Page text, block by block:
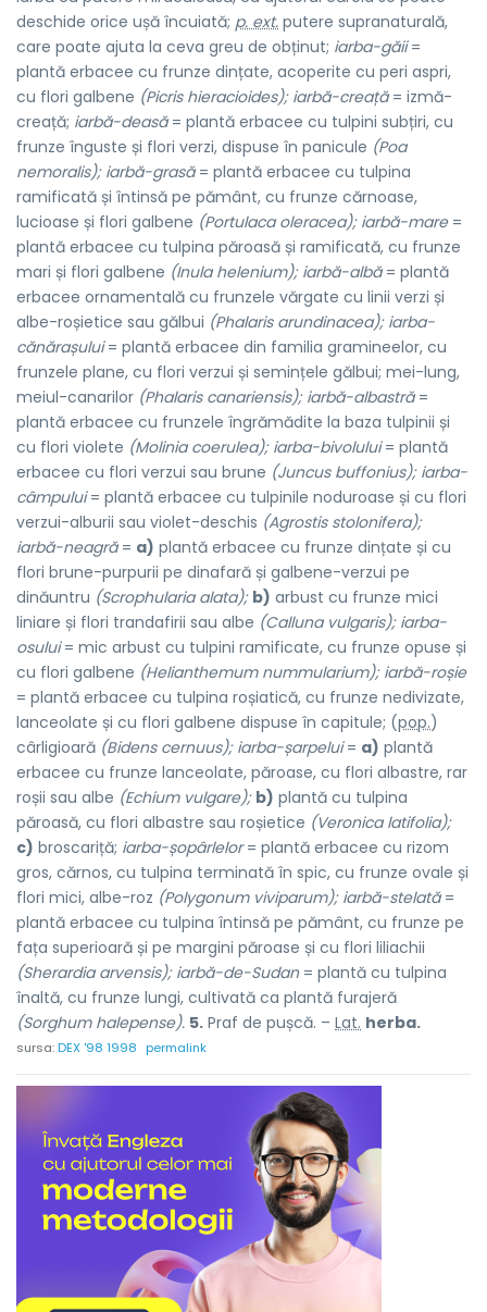
deschide orice ușă încuiată; p. ext. putere supranaturală,
care poate ajuta la ceva greu de obținut; iarba-găii=
plantă erbacee cu frunze dințate, acoperite cu peri aspri,
cu flori galbene (Picris hieracioides); iarbă-creață= izmă-
creață; iarbă-deasă= plantă erbacee cu tulpini subțiri, cu
frunze înguste și flori verzi, dispuse în panicule (Poa
nemoralis); iarbă-grasă= plantă erbacee cu tulpina
ramificată și întinsă pe pământ, cu frunze cărnoase,
lucioase și flori galbene (Portulaca oleracea); iarbă-mare=
plantă erbacee cu tulpina păroasă și ramificată, cu frunze
mari și flori galbene (Inula helenium); iarbă-albă= plantă
erbacee ornamentală cu frunzele vărgate cu linii verzi și
albe-roșietice sau gălbui (Phalaris arundinacea); iarba-
cănărașului= plantă erbacee din familia gramineelor, cu
frunzele plane, cu flori verzui și semințele gălbui; mei-lung,
meiul-canarilor (Phalaris canariensis); iarbă-albastră=
plantă erbacee cu frunzele îngrămădite la baza tulpinii și
cu flori violete (Molinia coerulea); iarba-bivolului= plantă
erbacee cu flori verzui sau brune (Juncus buffonius); iarba-
câmpului= plantă erbacee cu tulpinile noduroase și cu flori
verzui-alburii sau violet-deschis (Agrostis stolonifera);
iarbă-neagră= a) plantă erbacee cu frunze dințate și cu
flori brune-purpurii pe dinafară și galbene-verzui pe
dinăuntru (Scrophularia alata); b) arbust cu frunze mici
liniare și flori trandafirii sau albe (Calluna vulgaris); iarba-
osului= mic arbust cu tulpini ramificate, cu frunze opuse și
cu flori galbene (Helianthemum nummularium); iarbă-roșie
= plantă erbacee cu tulpina roșiatică, cu frunze nedivizate,
lanceolate și cu flori galbene dispuse în capitule; (pop.)
cârligioară (Bidens cernuus); iarba-șarpelui= a) plantă
erbacee cu frunze lanceolate, păroase, cu flori albastre, rar
roșii sau albe (Echium vulgare); b) plantă cu tulpina
păroasă, cu flori albastre sau roșietice (Veronica latifolia);
c) broscariță; iarba-șopârlelor= plantă erbacee cu rizom
gros, cărnos, cu tulpina terminată în spic, cu frunze ovale și
flori mici, albe-roz (Polygonum viviparum); iarbă-stelată=
plantă erbacee cu tulpina întinsă pe pământ, cu frunze pe
fața superioară și pe margini păroase și cu flori liliachii
(Sherardia arvensis); iarbă-de-Sudan= plantă cu tulpina
înaltă, cu frunze lungi, cultivată ca plantă furajeră
(Sorghum halepense). 5. Praf de pușcă. – Lat. herba.
sursa:DEX '98 1998 permalink